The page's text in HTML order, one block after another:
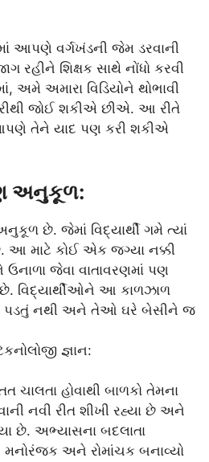
વર્ગખંડની જેમ ડરવાની
શિક્ષક સાથે નોંધો કરવી
અમે અમારા વિડિયોને થોભાવી
જોઈ શકીએ છીએ. આ રીતે
તેને યાદ પણ કરી શકીએ
અનુકૂળ:
છે. જેમાં વિદ્યાર્થી ગમે ત્યાં
આ માટે કોઈ એક જગ્યા નક્કી
જેવા વાતાવરણમાં પણ
વિદ્યાર્થીઓને આ કાળઝાળ
પડતું નથી અને તેઓ ઘરે બેસીને જ
જ્ઞાન:
હોવાથી બાળકો તેમના
નવી રીત શીખી રહ્યા છે અને
છે. અભ્યાસના બદલાતા
અને રોમાંચક બનાવ્યો